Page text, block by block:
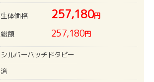
生体価格 257,180円
総額
257,180円
シルバーパッチドタビー
済